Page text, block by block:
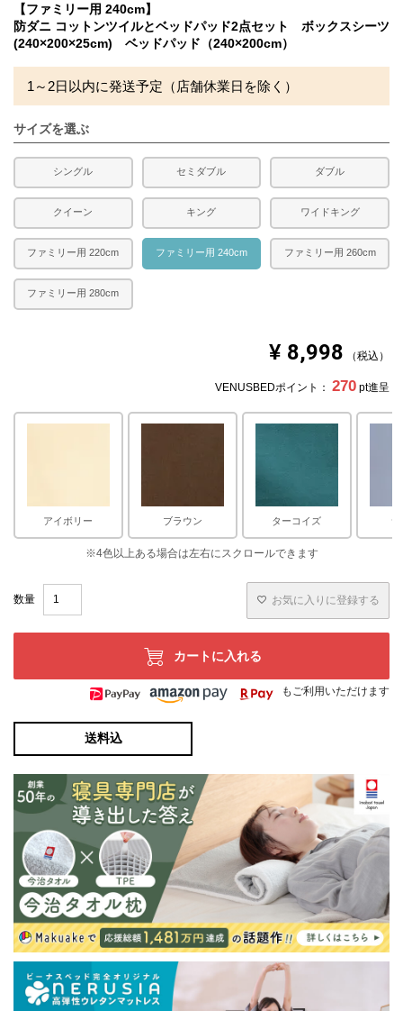
表地：ポリエステル100％(ピーチスキン)
裏地：ポリエステル100％(ピーチスキン)
中綿：ポリエステル100％
備考
・配送日指定OK！
※ツイル織りは光沢があるため光や照明によって色味が異
なって見える場合がございます。また閲覧環境により誤差
がでる場合がございますのでご了承ください。
【ファミリー用 240cm】
防ダニ コットンツイルとベッドパッド2点セット ボックスシーツ
(240×200×25cm) ベッドパッド（240×200cm）
1～2日以内に発送予定（店舗休業日を除く）
サイズを選ぶ
シングル セミダブル ダブル
クイーン キング ワイドキング
ファミリー用 220cm ファミリー用 240cm ファミリー用 260cm
ファミリー用 280cm
¥ 8,998 税込
VENUSBEDポイント： 270 pt進呈
アイボリー ブラウン ターコイズ サ
お気に入りに登録する
カートに入れる
もご利用いただけます
送料込